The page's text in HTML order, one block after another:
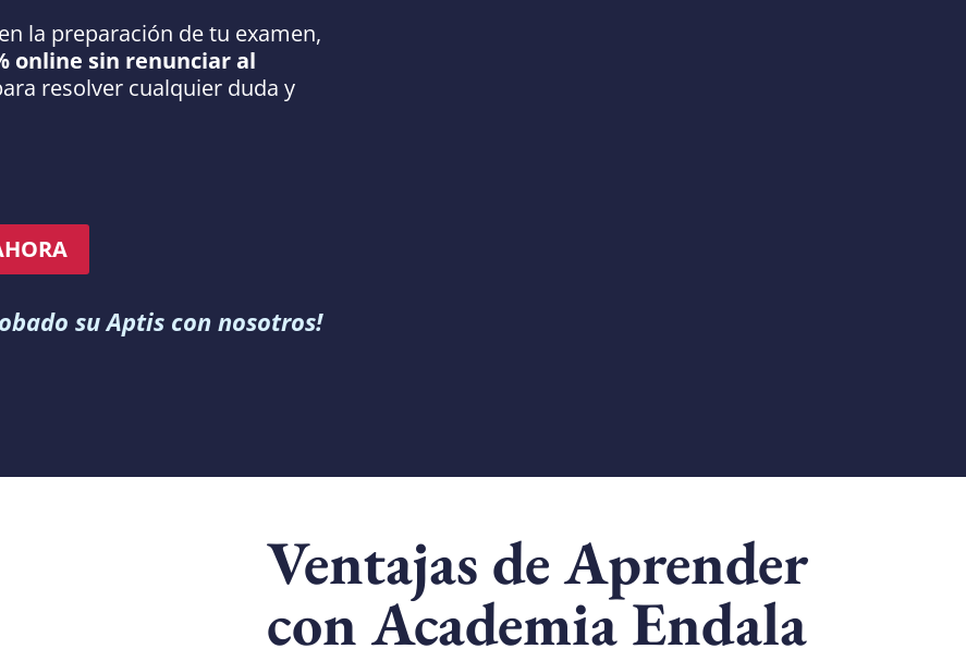
la preparación de tu examen,
online sin renunciar al
resolver cualquier duda y
su Aptis con nosotros!
Ventajas de Aprender
con Academia Endala